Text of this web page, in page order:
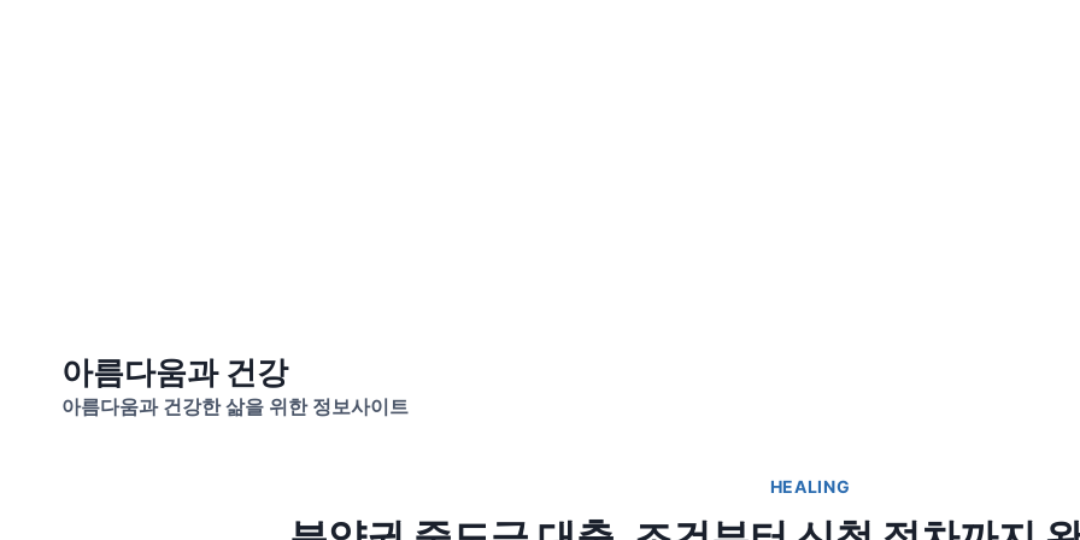
아름다움과 건강
아름다움과 건강한 삶을 위한 정보사이트
HEALING